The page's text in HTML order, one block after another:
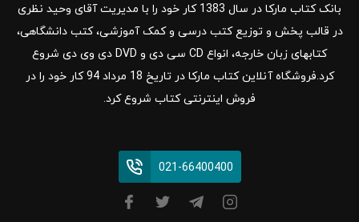
بانک کتاب مارکا در سال 1383 کار خود را با مدیریت آقای وحید نظری
در قالب پخش و توزیع کتب درسی و کمک آموزشی، کتب دانشگاهی،
کتابهای زبان خارجه، انواع CD سی دی و DVD دی وی دی شروع
کرد.فروشگاه آنلاین کتاب مارکا در تاریخ 18 مرداد 94 کار خود را در
فروش اینترنتی کتاب شروع کرد.
021-66400400